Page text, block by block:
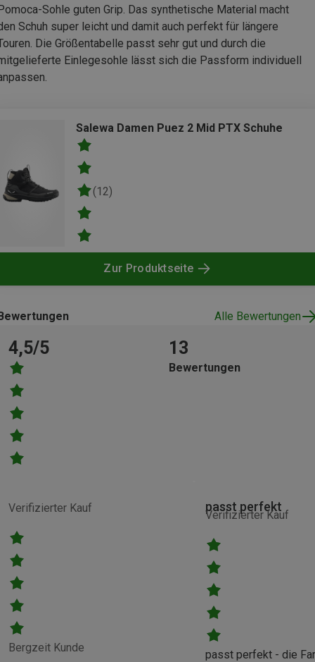
Sohle guten Grip. Das synthetische Material macht
Schuh super leicht und damit auch perfekt für längere
Die Größentabelle passt sehr gut und durch die
Einlegesohle lässt sich die Passform individuell
Salewa Damen Puez 2 Mid PTX Schuhe
(12)
Zur Produktseite
Alle Bewertungen
4,5/5 13
Bewertungen
Bergzeit Kunde
Verifizierter Kauf
Verifizierter Kauf
passt perfekt
passt perfekt - die